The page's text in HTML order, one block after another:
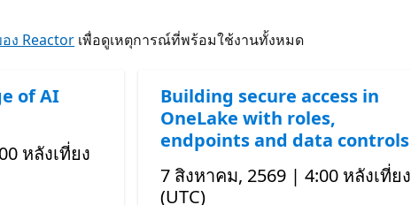
ง Reactor เพื่อดูเหตุการณ์ที่พร้อมใช้งานทั้งหมด
of AI
หลังเที่ยง
Building secure access in
OneLake with roles,
endpoints and data controls
7 สิงหาคม, 2569 | 4:00 หลังเที่ยง
(UTC)